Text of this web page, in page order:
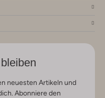
neuesten Artikeln und
Abonniere den